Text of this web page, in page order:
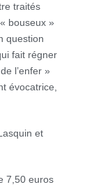
traités
bouseux »
question
fait régner
l’enfer »
évocatrice,
et
7,50 euros